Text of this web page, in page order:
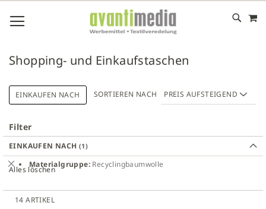
DIREKT
ZUM
STARTEN
Shopping- und Einkaufstaschen
Filter
EINKAUFEN NACH
EINKAUFEN NACH
Materialgruppe Recyclingbaumwolle
Dies
entfernen
Alles löschen
14 ARTIKEL
SORTIEREN NACH